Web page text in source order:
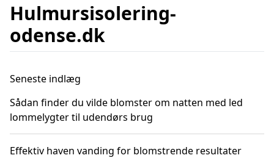
Hulmursisolering-
odense.dk
Seneste indlæg
Sådan finder du vilde blomster om natten med led
lommelygter til udendørs brug
Effektiv haven vanding for blomstrende resultater